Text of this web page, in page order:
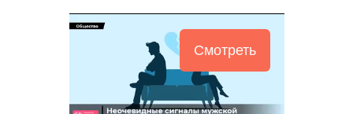
Смотреть